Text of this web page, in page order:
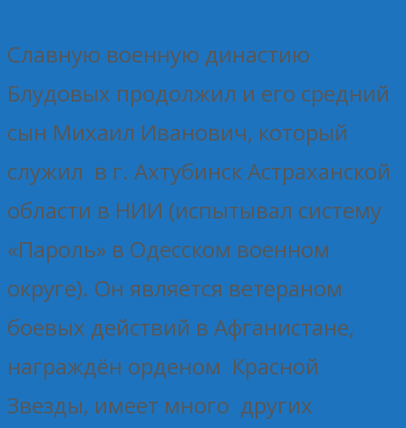
Славную военную династию
Блудовых продолжил и его средний
сын Михаил Иванович, который
служил в г. Ахтубинск Астраханской
области в НИИ (испытывал систему
«Пароль» в Одесском военном
округе). Он является ветераном
боевых действий в Афганистане,
награждён орденом Красной
Звезды, имеет много других